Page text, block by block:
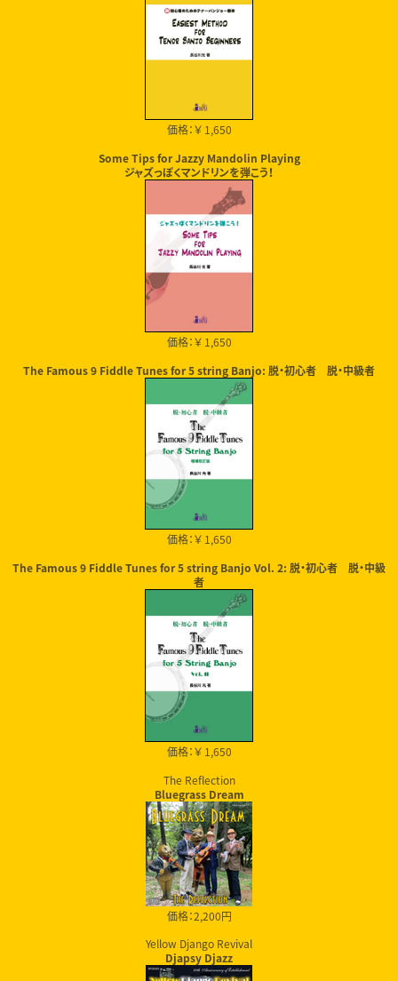
価格：￥ 1,650
Some Tips for Jazzy Mandolin Playing
ジャズっぽくマンドリンを弾こう！
価格：￥ 1,650
The Famous 9 Fiddle Tunes for 5 string Banjo: 脱・初心者 脱・中級者
価格：￥ 1,650
The Famous 9 Fiddle Tunes for 5 string Banjo Vol. 2: 脱・初心者 脱・中級
者
価格：￥ 1,650
The Reflection
Bluegrass Dream
価格：2,200円
Yellow Django Revival
Djapsy Djazz